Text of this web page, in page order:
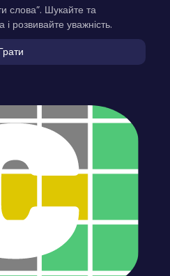
слова”. Шукайте та
розвивайте уважність.